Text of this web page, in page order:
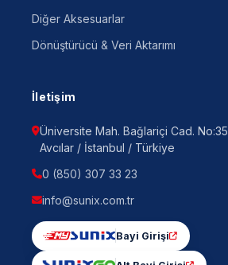
Diğer Aksesuarlar
Dönüştürücü & Veri Aktarımı
İletişim
Üniversite Mah. Bağlariçi Cad. No:35
Avcılar / İstanbul / Türkiye
0 (850) 307 33 23
info@sunix.com.tr
Bayi Girişi